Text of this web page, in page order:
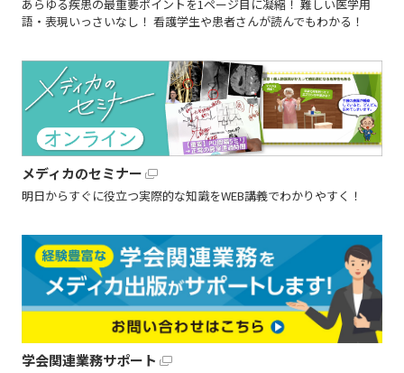
あらゆる疾患の最重要ポイントを1ページ目に凝縮！ 難しい医学用
語・表現いっさいなし！ 看護学生や患者さんが読んでもわかる！
メディカのセミナー
明日からすぐに役立つ実際的な知識をWEB講義でわかりやすく！
学会関連業務サポート